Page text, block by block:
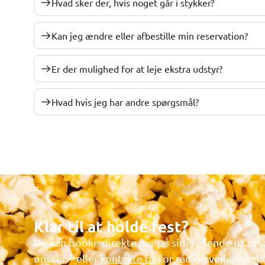
Hvad sker der, hvis noget går i stykker?
Kan jeg ændre eller afbestille min reservation?
Er der mulighed for at leje ekstra udstyr?
Hvad hvis jeg har andre spørgsmål?
Klar til at holde fest?
Du kan booke direkte her på siden, sende os
ønsker – ellerkontakte osfor råd og vejledning.